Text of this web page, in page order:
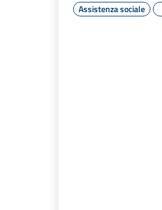
Assistenza sociale